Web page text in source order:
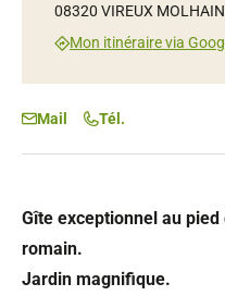
Gîte exceptionnel au
romain.
Jardin magnifique.
08320 VIREUX MOLHAIN
Mon itinéraire via
Mail Tél.